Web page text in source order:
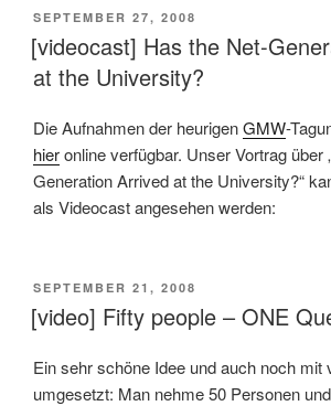
VERÖFFENTLICHT
AM
SEPTEMBER 27, 2008
[videocast] Has the Net-
at the University?
Die Aufnahmen der heurigenGMW-
hieronline verfügbar. Unser Vortrag über
Generation Arrived at the University?“
als Videocast angesehen werden:
VERÖFFENTLICHT
AM
SEPTEMBER 21, 2008
[video] Fifty people – ONE
Ein sehr schöne Idee und auch noch mit
umgesetzt: Man nehme 50 Personen